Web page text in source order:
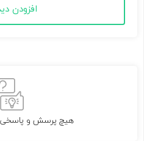
افزودن
هیچ پرسش و